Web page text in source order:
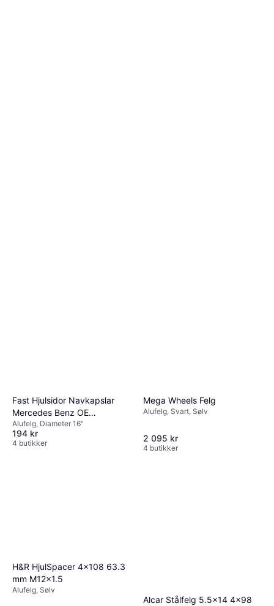
Fast Hjulsidor Navkapslar
Mercedes Benz OE
2D0601149
Alufelg, Diameter 16"
194 kr
4 butikker
Mega Wheels Felg
Alufelg, Svart, Sølv
2 095 kr
4 butikker
H&R HjulSpacer 4x108 63.3
mm M12x1.5
Alufelg, Sølv
Alcar Stålfelg 5.5x14 4x98